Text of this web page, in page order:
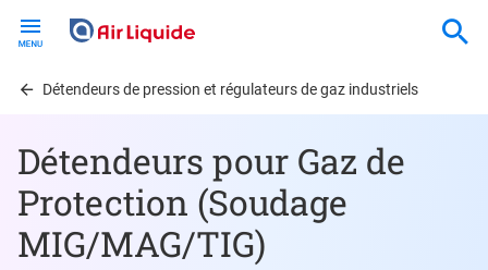
contentDétendeurs de pression et régulateurs de gaz industriels
Détendeurs pour Gaz de
Protection (Soudage
MIG/MAG/TIG)